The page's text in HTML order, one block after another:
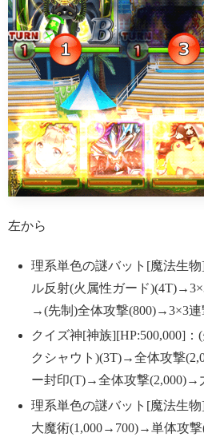
左から
理系単色の謎バット[魔法生物
ル反射(火属性ガード
→(先制)全体攻撃(800)→3×3連
クイズ神[神族][HP:500,000]
クシャウト)(3T)→全体攻撃
ー封印(T)→全体攻撃(2,000)→
理系単色の謎バット[魔法生
大魔術(1,000→700)→単体攻撃